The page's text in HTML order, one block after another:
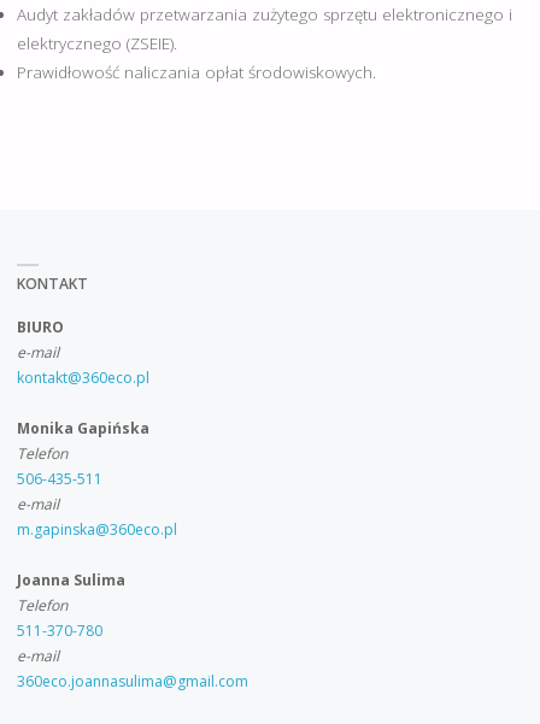
Audyt zakładów przetwarzania zużytego sprzętu elektronicznego i
elektrycznego (ZSEIE).
Prawidłowość naliczania opłat środowiskowych.
KONTAKT
BIURO
e-mail
kontakt@360eco.pl
Monika Gapińska
Telefon
506-435-511
e-mail
m.gapinska@360eco.pl
Joanna Sulima
Telefon
511-370-780
e-mail
360eco.joannasulima@gmail.com